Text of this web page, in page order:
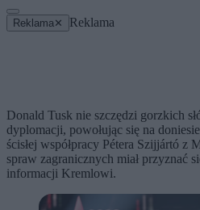
Reklama ✕ Reklama
Donald Tusk nie szczędzi gorzkich
dyplomacji, powołując się na
ścisłej współpracy Pétera Szijjártó z
spraw zagranicznych miał przyznać
informacji Kremlowi.